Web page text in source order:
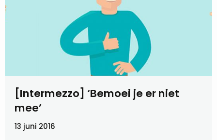
[Intermezzo] ‘Bemoei je er niet
mee’
13 juni 2016